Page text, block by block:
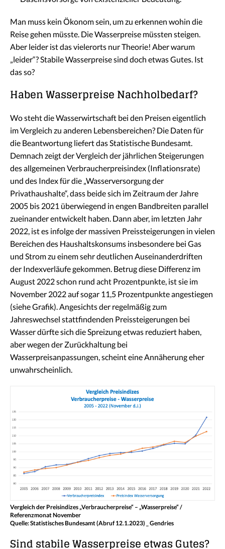
Man muss kein Ökonom sein, um zu erkennen wohin die
Reise gehen müsste. Die Wasserpreise müssten steigen.
Aber leider ist das vielerorts nur Theorie! Aber warum
„leider“? Stabile Wasserpreise sind doch etwas Gutes. Ist
das so?
Haben Wasserpreise Nachholbedarf?
Wo steht die Wasserwirtschaft bei den Preisen eigentlich
im Vergleich zu anderen Lebensbereichen? Die Daten für
die Beantwortung liefert das Statistische Bundesamt.
Demnach zeigt der Vergleich der jährlichen Steigerungen
des allgemeinen Verbraucherpreisindex (Inflationsrate)
und des Index für die „Wasserversorgung der
Privathaushalte“, dass beide sich im Zeitraum der Jahre
2005 bis 2021 überwiegend in engen Bandbreiten parallel
zueinander entwickelt haben. Dann aber, im letzten Jahr
2022, ist es infolge der massiven Preissteigerungen in vielen
Bereichen des Haushaltskonsums insbesondere bei Gas
und Strom zu einem sehr deutlichen Auseinanderdriften
der Indexverläufe gekommen. Betrug diese Differenz im
August 2022 schon rund acht Prozentpunkte, ist sie im
November 2022 auf sogar 11,5 Prozentpunkte angestiegen
(siehe Grafik). Angesichts der regelmäßig zum
Jahreswechsel stattfindenden Preissteigerungen bei
Wasser dürfte sich die Spreizung etwas reduziert haben,
aber wegen der Zurückhaltung bei
Wasserpreisanpassungen, scheint eine Annäherung eher
unwahrscheinlich.
Vergleich der Preisindizes „Verbraucherpreise“ – „Wasserpreise“ /
Referenzmonat November
Quelle: Statistisches Bundesamt (Abruf 12.1.2023) _ Gendries
Sind stabile Wasserpreise etwas Gutes?